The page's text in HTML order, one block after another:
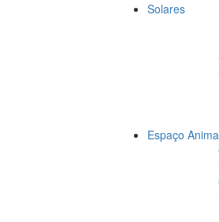
Solares
Espaço